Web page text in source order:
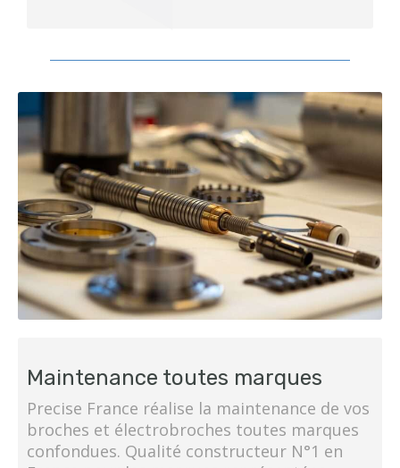
Maintenance toutes marques
Precise France réalise la maintenance de vos
broches et électrobroches toutes marques
confondues. Qualité constructeur N°1 en